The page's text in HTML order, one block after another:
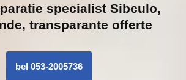
specialistSibculo,
transparante offerte
bel 053-2005736